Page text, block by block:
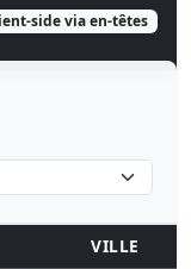
side via en-têtes
VILLE